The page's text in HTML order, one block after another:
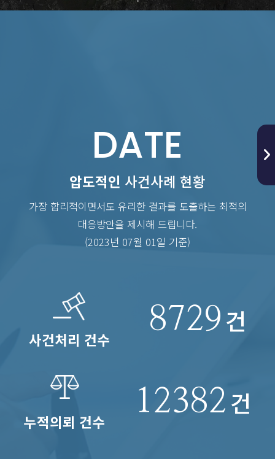
DATE
압도적인 사건사례 현황
가장 합리적이면서도 유리한 결과를 도출하는 최적의
대응방안을 제시해 드립니다.
(2023년 07월 01일 기준)
사건처리 건수
8729건
누적의뢰 건수
12382건